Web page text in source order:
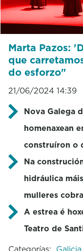
Marta Pazos:
que
do esforzo"
21/06/2024 14:39
Nova Galega
homenaxean
construíron o
Na
hidráulica
mulleres
A estrea é
Teatro de